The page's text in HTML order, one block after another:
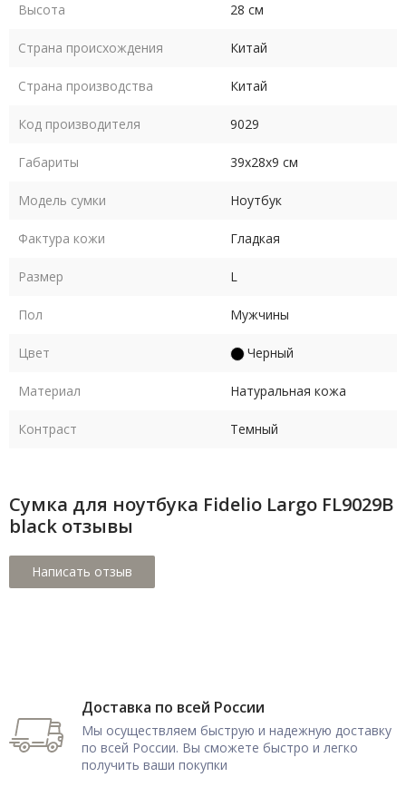
Высота 28 см
Страна происхождения Китай
Страна производства Китай
Код производителя 9029
Габариты 39х28х9 см
Модель сумки Ноутбук
Фактура кожи Гладкая
Размер L
Пол Мужчины
Цвет Черный
Материал Натуральная кожа
Контраст Темный
Сумка для ноутбука Fidelio Largo FL9029B
black отзывы
Доставка по всей России
Мы осуществляем быструю и надежную доставку
по всей России. Вы сможете быстро и легко
получить ваши покупки